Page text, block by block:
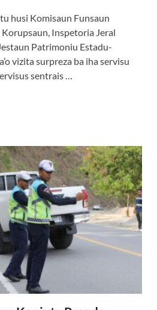
husi Komisaun Funsaun
Inspetoria Jeral
Patrimoniu Estadu-
vizita surpreza ba iha servisu
sentrais …